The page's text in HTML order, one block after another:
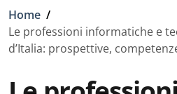
Briciole di pane
Home /
Le professioni informatiche e
d’Italia: prospettive,